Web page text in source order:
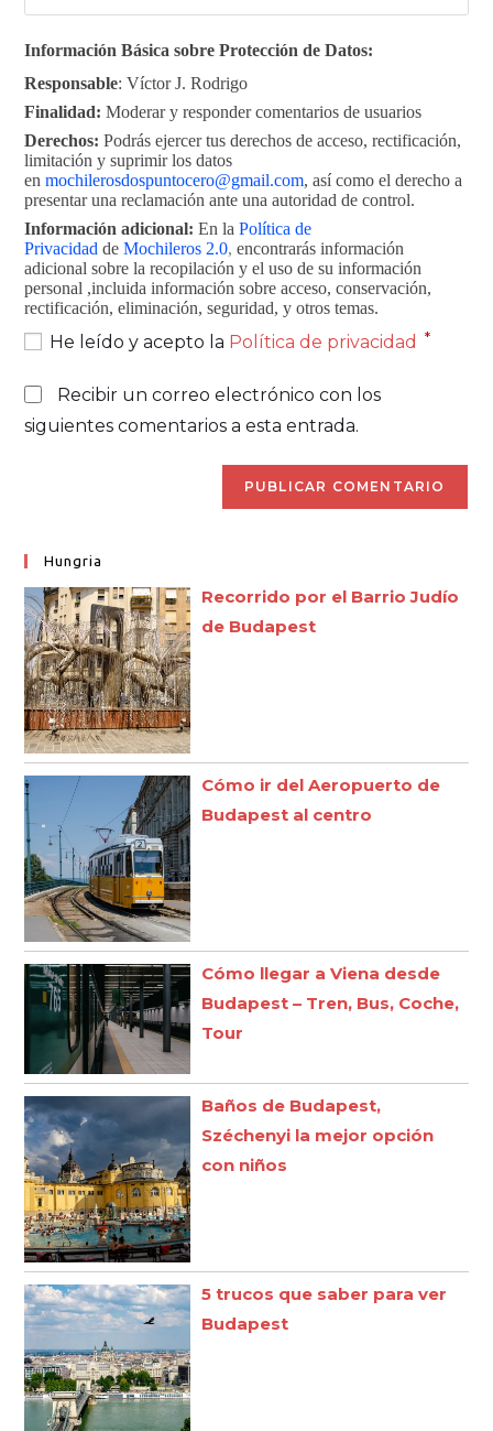
Información Básica sobre Protección de Datos:
Responsable: Víctor J. Rodrigo
Finalidad:Moderar y responder comentarios de usuarios
Derechos:Podrás ejercer tus derechos de acceso, rectificación,
limitación y suprimir los datos
enmochilerosdospuntocero@gmail.com, así como el derecho a
presentar una reclamación ante una autoridad de control.
Información adicional: En laPolítica de
Privacidad deMochileros 2.0, encontrarás información
adicional sobre la recopilación y el uso de su información
personal ,incluida información sobre acceso, conservación,
rectificación, eliminación, seguridad, y otros temas.
He leído y acepto la Política de privacidad *
Recibir un correo electrónico con los
siguientes comentarios a esta entrada.
Hungria
Recorrido por el Barrio Judío
de Budapest
Cómo ir del Aeropuerto de
Budapest al centro
Cómo llegar a Viena desde
Budapest – Tren, Bus, Coche,
Tour
Baños de Budapest,
Széchenyi la mejor opción
con niños
5 trucos que saber para ver
Budapest